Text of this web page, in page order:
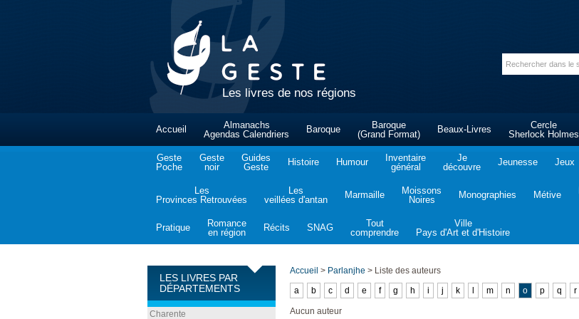
Les livres de nos régions
Accueil
Almanachs
Agendas Calendriers
Baroque
Baroque
(Grand Format)
Beaux-Livres
Cercle
Sherlock Holmes
Geste
Poche
Geste
noir
Guides
Geste
Histoire Humour
Inventaire
général
Je
découvre
Jeunesse Jeux
Les
Provinces Retrouvées
Les
veillées d'antan
Marmaille
Moissons
Noires
Monographies Métive
Pratique
Romance
en région
Récits SNAG
Tout
comprendre
Ville
Pays d'Art et d'Histoire
LES LIVRES PAR
DÉPARTEMENTS
Charente
Accueil > Parlanjhe > Liste des auteurs
a
b c d e f g h i j k m n o p q r
Aucun auteur